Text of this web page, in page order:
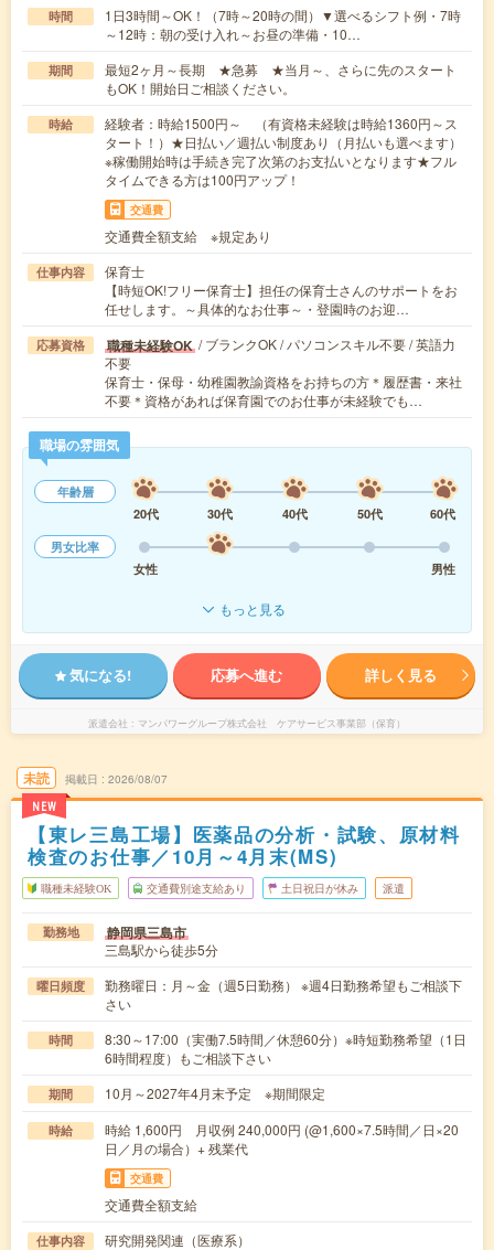
時間
1日3時間～OK！（7時～20時の間）▼選べるシフト例・7時
～12時：朝の受け入れ～お昼の準備・10…
期間
最短2ヶ月～長期 ★急募 ★当月～、さらに先のスタート
もOK！開始日ご相談ください。
時給
経験者：時給1500円～ （有資格未経験は時給1360円～ス
タート！）★日払い／週払い制度あり（月払いも選べます）
※稼働開始時は手続き完了次第のお支払いとなります★フル
タイムできる方は100円アップ！
交通費
交通費全額支給 ※規定あり
仕事内容
保育士
【時短OK!フリー保育士】担任の保育士さんのサポートをお
任せします。～具体的なお仕事～・登園時のお迎…
応募資格 職種未経験OK / ブランクOK / パソコンスキル不要 / 英語力
不要
保育士・保母・幼稚園教諭資格をお持ちの方＊履歴書・来社
不要＊資格があれば保育園でのお仕事が未経験でも…
職場の雰囲気
年齢層
20代
30代 40代 50代
60代
男女比率
女性
男性
もっと見る
気になる! 応募へ進む 詳しく見る
派遣会社 マンパワーグループ株式会社 ケアサービス事業部（保育）
未読
NEW
掲載日 2026/08/07
【東レ三島工場】医薬品の分析・試験、原材料
検査のお仕事／10月～4月末(MS)
職種未経験OK 交通費別途支給あり 土日祝日が休み 派遣
勤務地 静岡県三島市
三島駅から徒歩5分
曜日頻度
勤務曜日：月～金（週5日勤務） ※週4日勤務希望もご相談下
さい
時間
8:30～17:00（実働7.5時間／休憩60分）※時短勤務希望（1日
6時間程度）もご相談下さい
期間 10月～2027年4月末予定 ※期間限定
時給
時給 1,600円 月収例 240,000円 (@1,600×7.5時間／日×20
日／月の場合）+ 残業代
交通費
交通費全額支給
仕事内容
研究開発関連（医療系）